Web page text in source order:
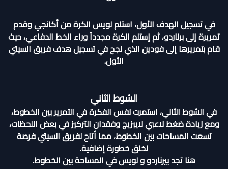
في تسجيل الهدف الأول، استلم لويس الكرة من أكانجي وقدم
تمريرة إلى برناردو، ثم إستلم الكرة مجدداً وراء الخط الدفاعي، حيث
قام بتمريرها إلى فودين الذي نجح في تسجيل هدف فريق السيتي
الأول.
الشوط الثاني
في الشوط الثاني، استمرت نفس الفكرة في التمرير بين الخطوط،
ومع زيادة ضغط لاعبي لايبزيج وفقدان التركيز في بعض اللحظات،
تسعت المساحات بين الخطوط، مما أتاح لفريق السيتي فرصة
لخلق خطورة إضافية.
هنا تجد بيرناردو و لويس في المساحة بين الخطوط.